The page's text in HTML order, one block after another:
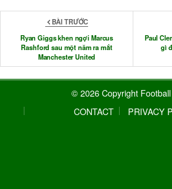
BÀI TRƯỚC
Ryan Giggs khen ngợi Marcus
Rashford sau một năm ra mắt
Manchester United
Paul
gì
© 2026 Copyright
CONTACT
PRIVACY